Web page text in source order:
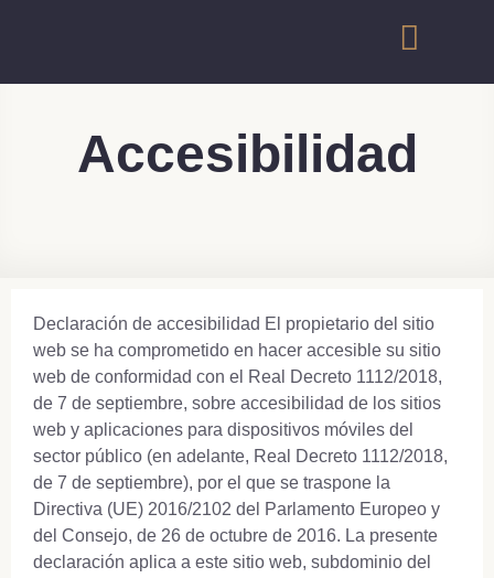
Accesibilidad
Declaración de accesibilidad El propietario del sitio
web se ha comprometido en hacer accesible su sitio
web de conformidad con el Real Decreto 1112/2018,
de 7 de septiembre, sobre accesibilidad de los sitios
web y aplicaciones para dispositivos móviles del
sector público (en adelante, Real Decreto 1112/2018,
de 7 de septiembre), por el que se traspone la
Directiva (UE) 2016/2102 del Parlamento Europeo y
del Consejo, de 26 de octubre de 2016. La presente
declaración aplica a este sitio web, subdominio del